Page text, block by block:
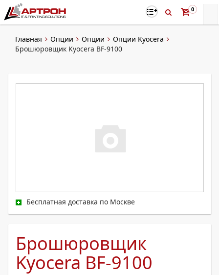
0
Главная Опции Опции
Опции Kyocera
Брошюровщик Kyocera BF-9100
Бесплатная доставка по Москве
Брошюровщик
Kyocera BF-9100